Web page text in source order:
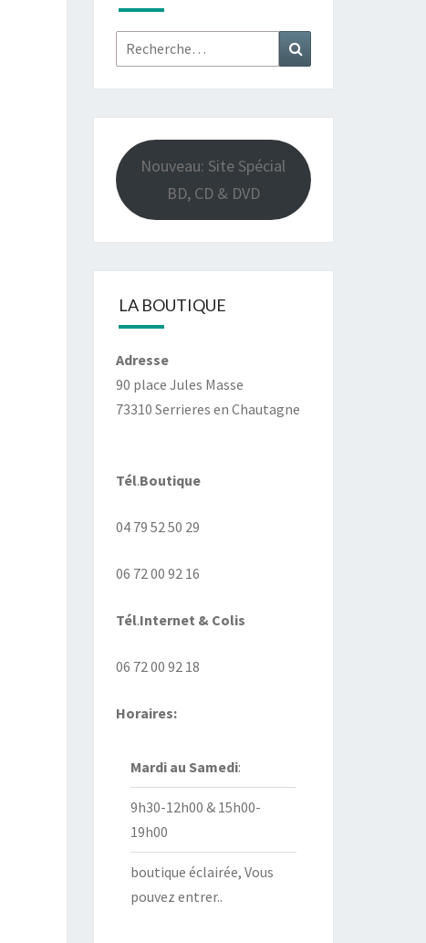
Rechercher :
Nouveau: Site Spécial
BD, CD & DVD
LA BOUTIQUE
Adresse
90 place Jules Masse
73310 Serrieres en Chautagne
Tél.Boutique
04 79 52 50 29
06 72 00 92 16
Tél.Internet & Colis
06 72 00 92 18
Horaires:
Mardi au Samedi:
9h30-12h00 & 15h00-
19h00
boutique éclairée, Vous
pouvez entrer..